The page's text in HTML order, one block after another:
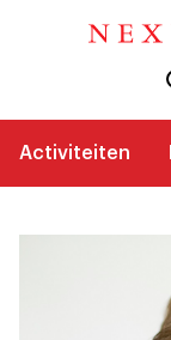
Activiteiten